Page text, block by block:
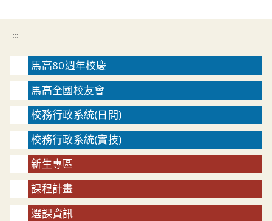
:::
馬高80週年校慶
馬高全國校友會
校務行政系統(日間)
校務行政系統(實技)
新生專區
課程計畫
選課資訊